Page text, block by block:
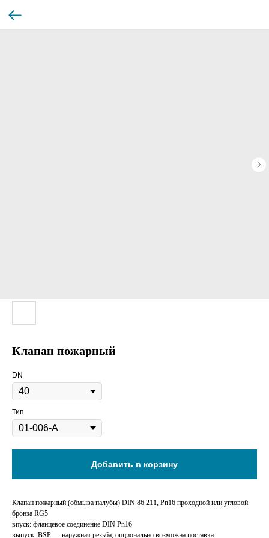
Клапан пожарный
DN
Тип
Добавить в корзину
Клапан пожарный (обмыва палубы) DIN 86 211, Pn16 проходной или угловой
бронза RG5
впуск: фланцевое соединение DIN Pn16
выпуск: BSP — наружная резьба, опционально возможна поставка